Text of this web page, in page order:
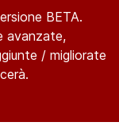
BETA.
avanzate,
/ migliorate